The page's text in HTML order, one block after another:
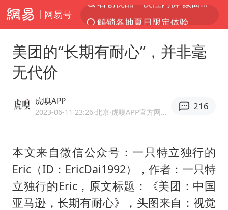
网易号
女子网购名牌包发现是自己丢的那只
浙江台州《告全体市民书》
女主硬加吻戏短剧已下架
郑丽文：台湾从来没有“独立”过
美团的“长期有耐心”，并非毫
无代价
虎嗅APP
2023-06-11 23:26·北京 ·虎嗅APP官方网易号
216
本文来自微信公众号：一只特立独行的
Eric（ID：EricDai1992），作者：一只特
立独行的Eric，原文标题：《美团：中国
亚马逊，长期有耐心》，头图来自：视觉